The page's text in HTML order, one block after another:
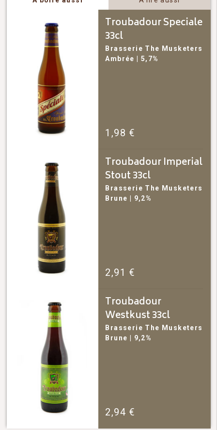
Troubadour Speciale
33cl
Brasserie The Musketers
Ambrée
| 5,7%
1,98 €
Troubadour Imperial
Stout 33cl
Brasserie The Musketers
Brune
| 9,2%
2,91 €
Troubadour
Westkust 33cl
Brasserie The Musketers
Brune
| 9,2%
2,94 €